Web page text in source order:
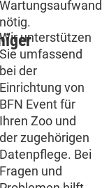
Wartungsaufwand
nötig.
unterstützen
Sie umfassend
bei der
Einrichtung von
BFN Event für
Ihren Zoo und
der zugehörigen
Datenpflege. Bei
Fragen und